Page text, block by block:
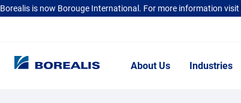
Borealis is now Borouge International. For more information visit
About Us Industries